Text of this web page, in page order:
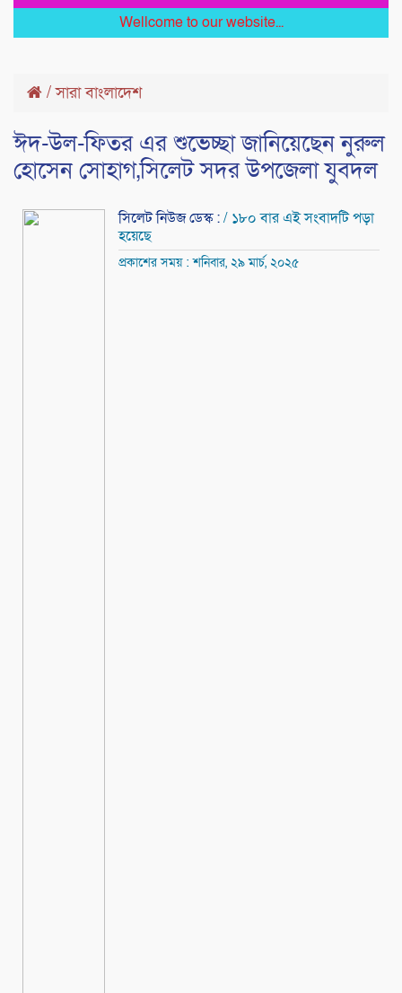
Wellcome to our website...
/সারা বাংলাদেশ
ঈদ-উল-ফিতর এর শুভেচ্ছা জানিয়েছেন নুরুল
হোসেন সোহাগ,সিলেট সদর উপজেলা যুবদল
সিলেট নিউজ ডেস্ক :/ ১৮০ বার এই সংবাদটি পড়া
হয়েছে
প্রকাশের সময় : শনিবার, ২৯ মার্চ, ২০২৫